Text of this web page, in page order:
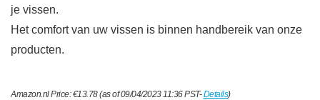
je vissen.
Het comfort van uw vissen is binnen handbereik van onze
producten.
Amazon.nl Price:€13.78(as of 09/04/2023 11:36 PST-Details)